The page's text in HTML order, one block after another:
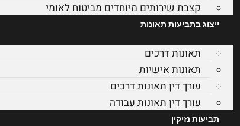
קצבת שירותים מיוחדים מביטוח לאומי
ייצוג בתביעות תאונות
תאונות דרכים
תאונות אישיות
עורך דין תאונות דרכים
עורך דין תאונות עבודה
תביעות נזיקין